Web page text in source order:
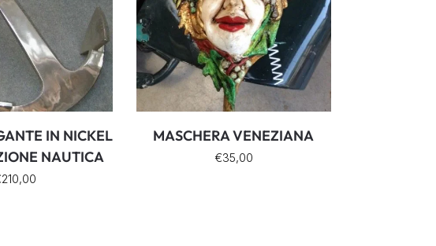
IN NICKEL
NAUTICA
210,00
MASCHERA VENEZIANA
€35,00